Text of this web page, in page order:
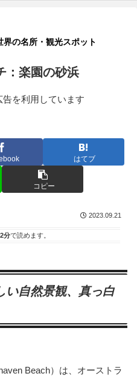
界の名所・観光スポット
：楽園の砂浜
告を利用しています
はてブ
コピー
2023.09.21
分で読めます。
い自然景観、真っ白
Beach）は、オーストラ